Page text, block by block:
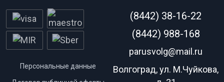
Персональные данные
(8442) 38-16-22
(8442) 988-168
parusvolg@mail.ru
Волгоград, ул. М.Чуйкова,